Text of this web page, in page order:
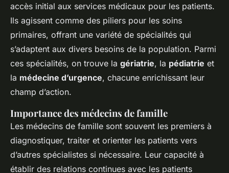
accès initial aux services médicaux pour les patients.
Ils agissent comme des piliers pour les soins
primaires, offrant une variété de spécialités qui
s’adaptent aux divers besoins de la population. Parmi
ces spécialités, on trouve la gériatrie, la pédiatrie et
la médecine d’urgence, chacune enrichissant leur
champ d’action.
Importance des médecins de famille
Les médecins de famille sont souvent les premiers à
diagnostiquer, traiter et orienter les patients vers
d’autres spécialistes si nécessaire. Leur capacité à
établir des relations continues avec les patients